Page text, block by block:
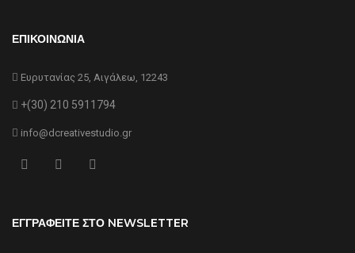
ΕΠΙΚΟΙΝΩΝΙΑ
Ευρυτανίας 25, Αιγάλεω, 12243
+(30) 210 5911794
info@dcreativestudio.gr
ΕΓΓΡΑΦΕΙΤΕ ΣΤΟ NEWSLETTER